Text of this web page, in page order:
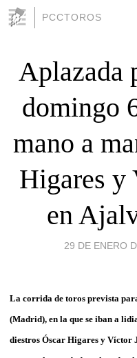
PCCTOROS
Aplazada
domingo
mano a
Higares y
en
29 DE ENERO
La corrida de toros prevista
(Madrid), en la que se iban a
diestros Óscar Higares y Víctor